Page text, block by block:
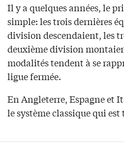
Il y a quelques années, le
simple: les trois dernières
division descendaient, les
deuxième division
modalités tendent à se
ligue fermée.
En Angleterre, Espagne et
le système classique qui